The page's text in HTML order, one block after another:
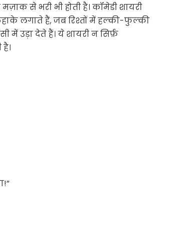
से भरी भी होती है। कॉमेडी शायरी
लगाते हैं, जब रिश्तों में हल्की-फुल्की
में उड़ा देते हैं। ये शायरी न सिर्फ़